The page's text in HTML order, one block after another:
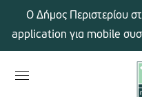
Ο Δήμος Περιστερίου
application για mobile